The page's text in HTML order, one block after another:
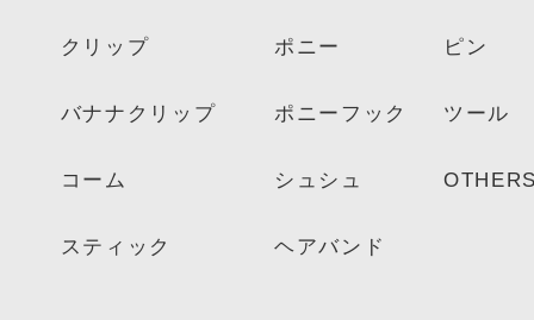
クリップ
バナナクリップ
コーム
スティック
ポニー
ポニーフック
シュシュ
ヘアバンド
ピン
ツール